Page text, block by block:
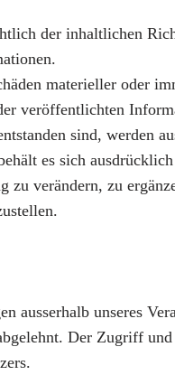
der inhaltlichen
materieller oder
veröffentlichten
sind, werden
es sich
zu verändern, zu
ausserhalb unseres
Der Zugriff